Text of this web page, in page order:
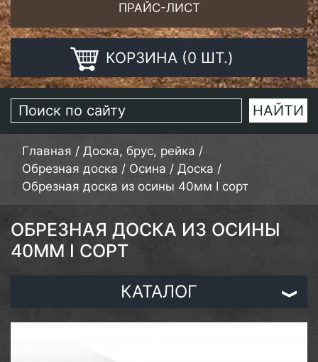
ПРАЙС-ЛИСТ
КОРЗИНА (0 ШТ.)
Главная / Доска, брус, рейка /
Обрезная доска / Осина / Доска /
Обрезная доска из осины 40мм I сорт
ОБРЕЗНАЯ ДОСКА ИЗ ОСИНЫ
40ММ I СОРТ
КАТАЛОГ